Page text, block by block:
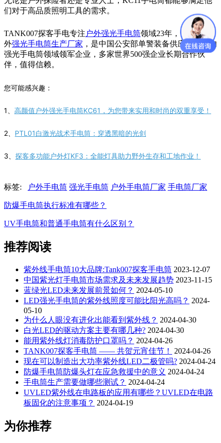
们对于高品质照明工具的需求。
TANK007探客手电专注 户外强光手电筒领域23年，专业的户
外强光手电筒生产厂家 ，是中国公安部单警装备供应商，国内
强光手电筒领域领军企业，多家世界500强企业长期合作伙
伴，值得信赖。
您可能感兴趣：
1、 高颜值户外强光手电筒KC61，为您带来实用和时尚的双重享受！
2、 PTL01白激光战术手电筒：穿透黑暗的光剑
3、 探客多功能户外灯KF3：全能灯具助力野外生存和工地作业！
标签: 户外手电筒 强光手电筒 户外手电筒厂家 手电筒厂家
防爆手电筒执行标准有哪些？
UV手电筒和普通手电筒有什么区别？
推荐阅读
紫外线手电筒10大品牌:Tank007探客手电筒 2023-12-07
中国紫光灯手电筒市场需求及未来发展趋势 2023-11-15
蓝绿光LED未来发展前景如何？ 2024-05-10
LED强光手电筒的紫外线照度可能比阳光高吗？ 2024-
05-10
为什么人眼没有进化出能看到紫外线？ 2024-04-30
白光LED的驱动方案主要有哪几种? 2024-04-30
能用紫外线灯消毒防护口罩吗？ 2024-04-26
TANK007探客手电筒 —— 共贺元宵佳节！
2024-04-26
现在可以制造出大功率紫外线LED二极管吗? 2024-04-24
防爆手电筒防爆头灯在应急救援中的意义 2024-04-24
手电筒生产需要做哪些测试？ 2024-04-24
UVLED紫外线在电路板的应用有哪些？UVLED在电路
板固化的注意事项？ 2024-04-19
为你推荐